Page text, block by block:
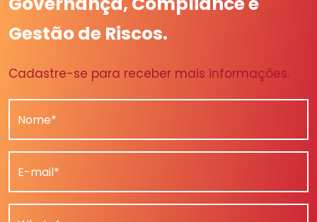
Gestão de Riscos.
Cadastre-se para receber mais informações.
Nome*
E-mail*